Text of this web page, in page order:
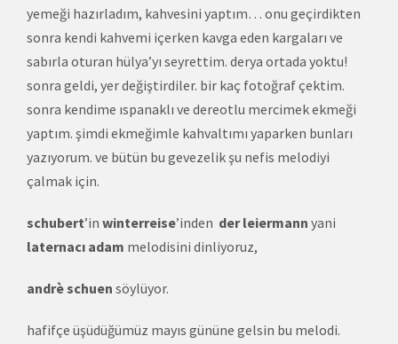
yemeği hazırladım, kahvesini yaptım… onu geçirdikten
sonra kendi kahvemi içerken kavga eden kargaları ve
sabırla oturan hülya’yı seyrettim. derya ortada yoktu!
sonra geldi, yer değiştirdiler. bir kaç fotoğraf çektim.
sonra kendime ıspanaklı ve dereotlu mercimek ekmeği
yaptım. şimdi ekmeğimle kahvaltımı yaparken bunları
yazıyorum. ve bütün bu gevezelik şu nefis melodiyi
çalmak için.
schubert’in winterreise’inden der leiermann yani
laternacı adam melodisini dinliyoruz,
andrè schuen söylüyor.
hafifçe üşüdüğümüz mayıs gününe gelsin bu melodi.